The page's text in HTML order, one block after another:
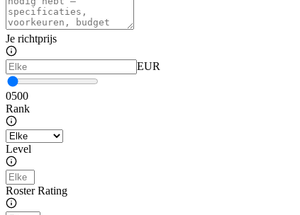
Je richtprijs
EUR
0500
Rank
Level
Roster Rating